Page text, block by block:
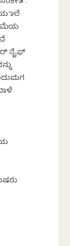
ಮಾಲೆ
ನೈಫ್